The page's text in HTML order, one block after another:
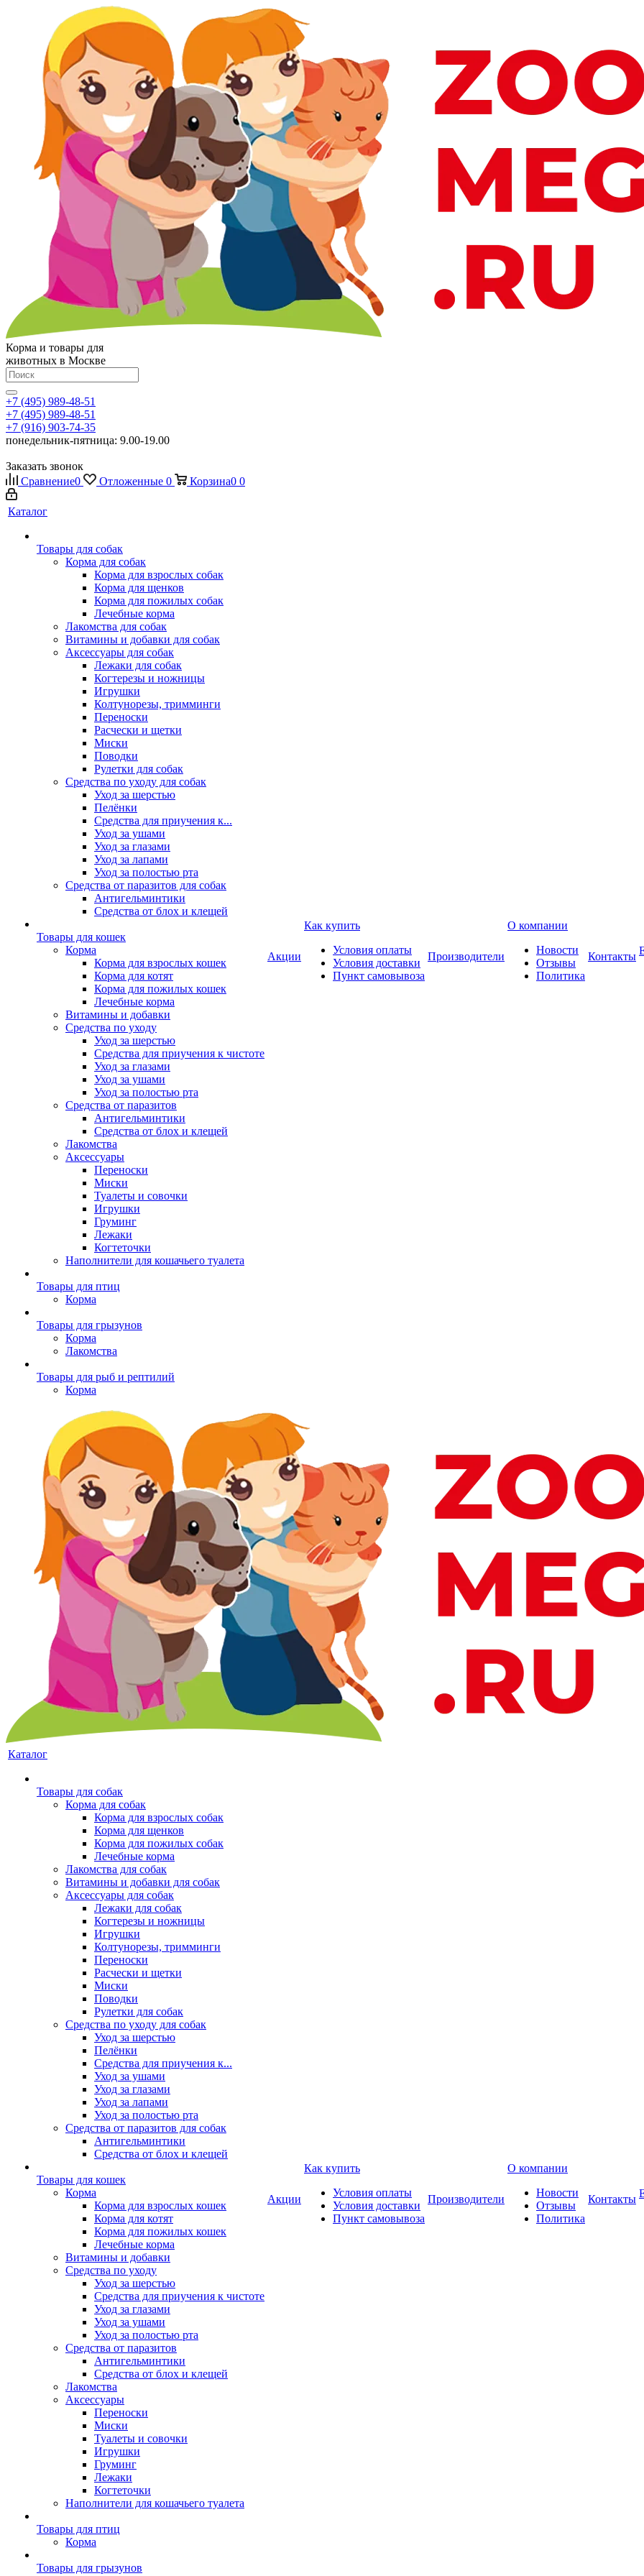
Корма и товары для
животных в Москве
+7 (495) 989-48-51
+7 (495) 989-48-51
+7 (916) 903-74-35
понедельник-пятница: 9.00-19.00
Заказать звонок
Сравнение0 Отложенные 0 Корзина0 0
Каталог
Товары для собак
Корма для собак
Корма для взрослых собак
Корма для щенков
Корма для пожилых собак
Лечебные корма
Лакомства для собак
Витамины и добавки для собак
Аксессуары для собак
Лежаки для собак
Когтерезы и ножницы
Игрушки
Колтунорезы, тримминги
Переноски
Расчески и щетки
Миски
Поводки
Рулетки для собак
Средства по уходу для собак
Уход за шерстью
Пелёнки
Средства для приучения к...
Уход за ушами
Уход за глазами
Уход за лапами
Уход за полостью рта
Средства от паразитов для собак
Антигельминтики
Средства от блох и клещей
Товары для кошек
Корма
Корма для взрослых кошек
Корма для котят
Корма для пожилых кошек
Лечебные корма
Витамины и добавки
Средства по уходу
Уход за шерстью
Средства для приучения к чистоте
Уход за глазами
Уход за ушами
Уход за полостью рта
Средства от паразитов
Антигельминтики
Средства от блох и клещей
Лакомства
Аксессуары
Переноски
Миски
Туалеты и совочки
Игрушки
Груминг
Лежаки
Когтеточки
Наполнители для кошачьего туалета
Товары для птиц
Корма
Товары для грызунов
Корма
Лакомства
Товары для рыб и рептилий
Корма
Акции
Как купить
Условия оплаты
Условия доставки
Пункт самовывоза
Производители
О компании
Новости
Отзывы
Политика
Контакты
Каталог
Товары для собак
Корма для собак
Корма для взрослых собак
Корма для щенков
Корма для пожилых собак
Лечебные корма
Лакомства для собак
Витамины и добавки для собак
Аксессуары для собак
Лежаки для собак
Когтерезы и ножницы
Игрушки
Колтунорезы, тримминги
Переноски
Расчески и щетки
Миски
Поводки
Рулетки для собак
Средства по уходу для собак
Уход за шерстью
Пелёнки
Средства для приучения к...
Уход за ушами
Уход за глазами
Уход за лапами
Уход за полостью рта
Средства от паразитов для собак
Антигельминтики
Средства от блох и клещей
Товары для кошек
Корма
Корма для взрослых кошек
Корма для котят
Корма для пожилых кошек
Лечебные корма
Витамины и добавки
Средства по уходу
Уход за шерстью
Средства для приучения к чистоте
Уход за глазами
Уход за ушами
Уход за полостью рта
Средства от паразитов
Антигельминтики
Средства от блох и клещей
Лакомства
Аксессуары
Переноски
Миски
Туалеты и совочки
Игрушки
Груминг
Лежаки
Когтеточки
Наполнители для кошачьего туалета
Товары для птиц
Корма
Товары для грызунов
Акции
Как купить
Условия оплаты
Условия доставки
Пункт самовывоза
Производители
О компании
Новости
Отзывы
Политика
Контакты